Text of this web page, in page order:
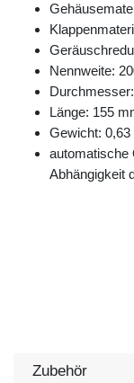
Nennweite:
Länge: 155
Gewicht: 0,63
automatische
Abhängigkeit
Zubehör